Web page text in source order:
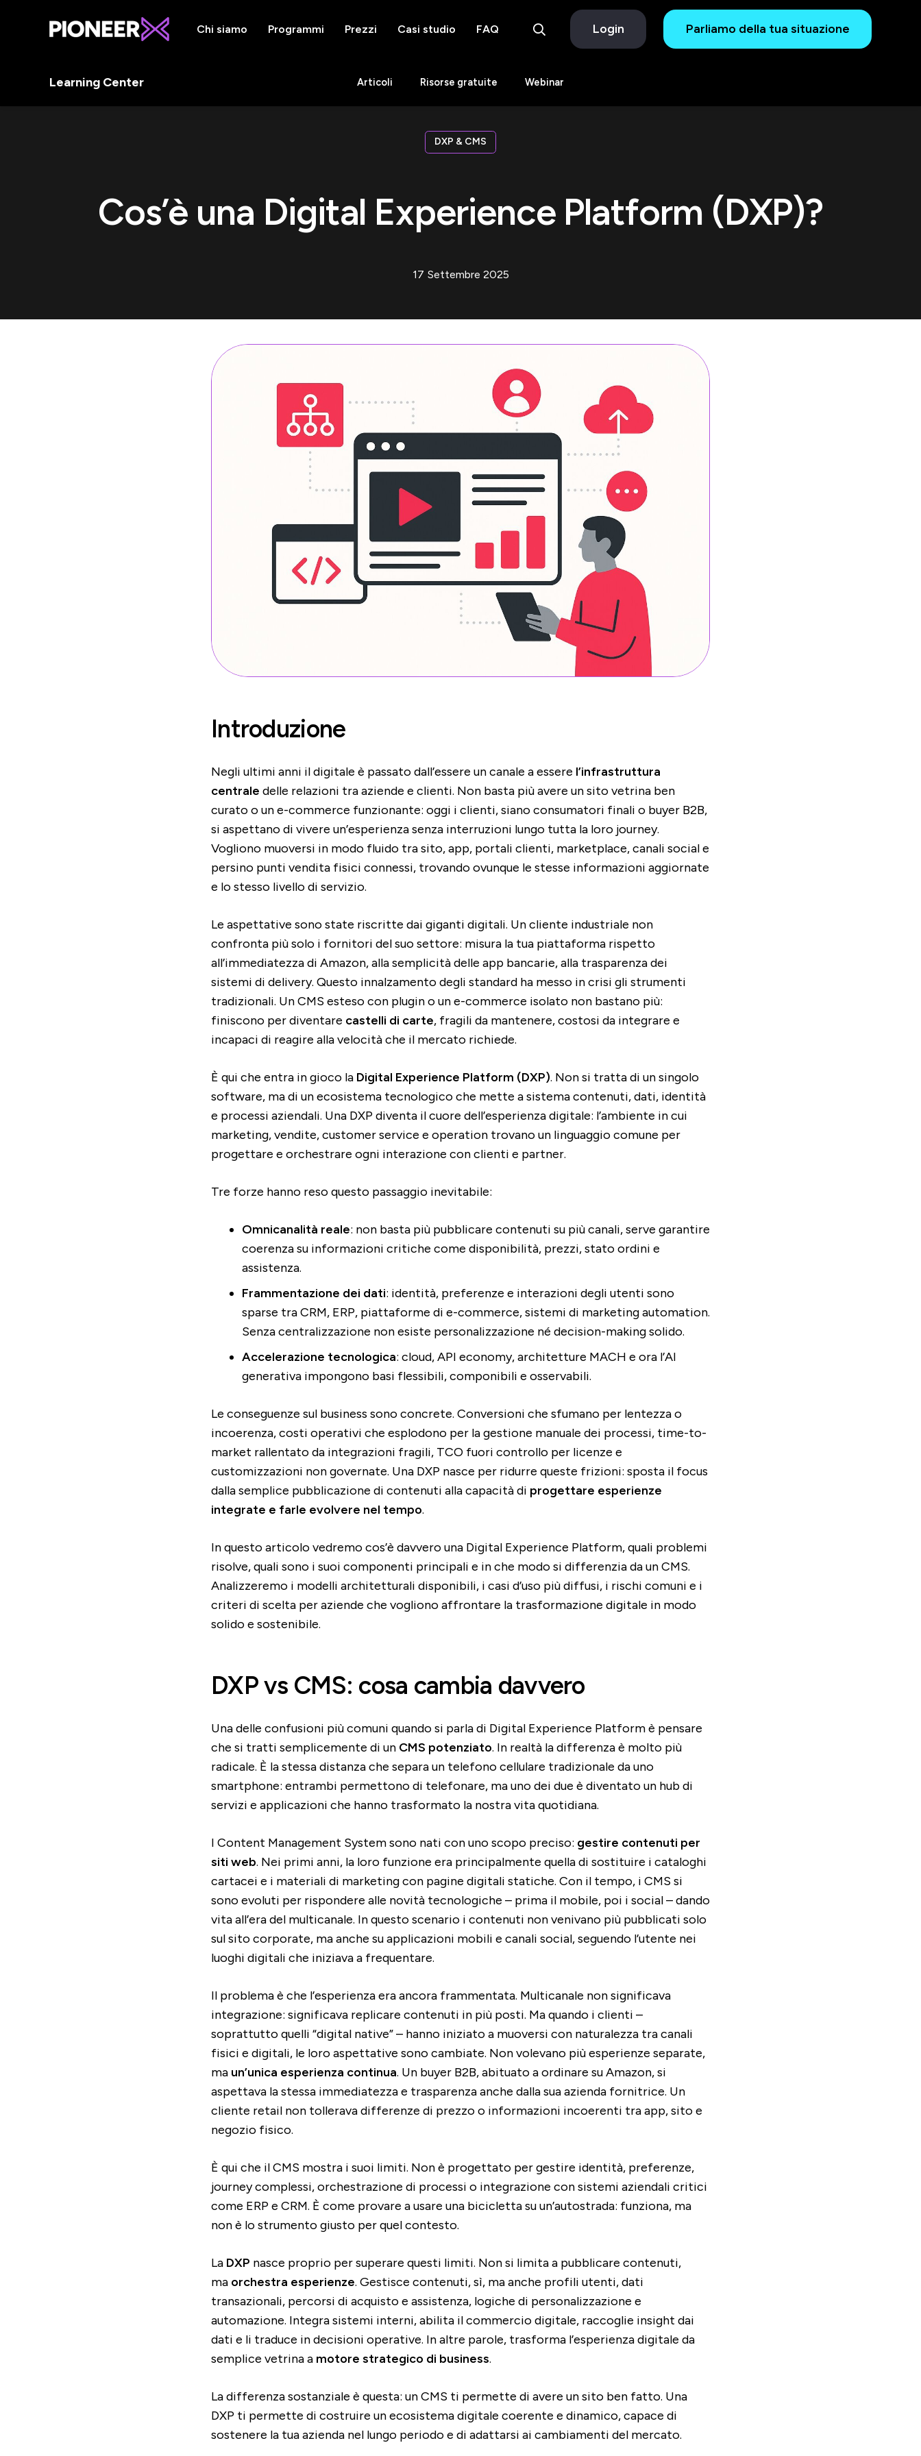
Chi siamo Programmi Prezzi Casi studio FAQ Login Parliamo della tua situazione
Learning Center Articoli Risorse gratuite Webinar
DXP & CMS
Cos’è una Digital Experience Platform (DXP)?
17 Settembre 2025
Introduzione
Negli ultimi anni il digitale è passato dall’essere un canale a essere l’infrastruttura
centrale delle relazioni tra aziende e clienti. Non basta più avere un sito vetrina ben
curato o un e-commerce funzionante: oggi i clienti, siano consumatori finali o buyer B2B,
si aspettano di vivere un’esperienza senza interruzioni lungo tutta la loro journey.
Vogliono muoversi in modo fluido tra sito, app, portali clienti, marketplace, canali social e
persino punti vendita fisici connessi, trovando ovunque le stesse informazioni aggiornate
e lo stesso livello di servizio.
Le aspettative sono state riscritte dai giganti digitali. Un cliente industriale non
confronta più solo i fornitori del suo settore: misura la tua piattaforma rispetto
all’immediatezza di Amazon, alla semplicità delle app bancarie, alla trasparenza dei
sistemi di delivery. Questo innalzamento degli standard ha messo in crisi gli strumenti
tradizionali. Un CMS esteso con plugin o un e-commerce isolato non bastano più:
finiscono per diventare castelli di carte, fragili da mantenere, costosi da integrare e
incapaci di reagire alla velocità che il mercato richiede.
È qui che entra in gioco la Digital Experience Platform (DXP). Non si tratta di un singolo
software, ma di un ecosistema tecnologico che mette a sistema contenuti, dati, identità
e processi aziendali. Una DXP diventa il cuore dell’esperienza digitale: l’ambiente in cui
marketing, vendite, customer service e operation trovano un linguaggio comune per
progettare e orchestrare ogni interazione con clienti e partner.
Tre forze hanno reso questo passaggio inevitabile:
Omnicanalità reale: non basta più pubblicare contenuti su più canali, serve garantire
coerenza su informazioni critiche come disponibilità, prezzi, stato ordini e
assistenza.
Frammentazione dei dati: identità, preferenze e interazioni degli utenti sono
sparse tra CRM, ERP, piattaforme di e-commerce, sistemi di marketing automation.
Senza centralizzazione non esiste personalizzazione né decision-making solido.
Accelerazione tecnologica: cloud, API economy, architetture MACH e ora l’AI
generativa impongono basi flessibili, componibili e osservabili.
Le conseguenze sul business sono concrete. Conversioni che sfumano per lentezza o
incoerenza, costi operativi che esplodono per la gestione manuale dei processi, time-to-
market rallentato da integrazioni fragili, TCO fuori controllo per licenze e
customizzazioni non governate. Una DXP nasce per ridurre queste frizioni: sposta il focus
dalla semplice pubblicazione di contenuti alla capacità di progettare esperienze
integrate e farle evolvere nel tempo.
In questo articolo vedremo cos’è davvero una Digital Experience Platform, quali problemi
risolve, quali sono i suoi componenti principali e in che modo si differenzia da un CMS.
Analizzeremo i modelli architetturali disponibili, i casi d’uso più diffusi, i rischi comuni e i
criteri di scelta per aziende che vogliono affrontare la trasformazione digitale in modo
solido e sostenibile.
DXP vs CMS: cosa cambia davvero
Una delle confusioni più comuni quando si parla di Digital Experience Platform è pensare
che si tratti semplicemente di un CMS potenziato. In realtà la differenza è molto più
radicale. È la stessa distanza che separa un telefono cellulare tradizionale da uno
smartphone: entrambi permettono di telefonare, ma uno dei due è diventato un hub di
servizi e applicazioni che hanno trasformato la nostra vita quotidiana.
I Content Management System sono nati con uno scopo preciso: gestire contenuti per
siti web. Nei primi anni, la loro funzione era principalmente quella di sostituire i cataloghi
cartacei e i materiali di marketing con pagine digitali statiche. Con il tempo, i CMS si
sono evoluti per rispondere alle novità tecnologiche – prima il mobile, poi i social – dando
vita all’era del multicanale. In questo scenario i contenuti non venivano più pubblicati solo
sul sito corporate, ma anche su applicazioni mobili e canali social, seguendo l’utente nei
luoghi digitali che iniziava a frequentare.
Il problema è che l’esperienza era ancora frammentata. Multicanale non significava
integrazione: significava replicare contenuti in più posti. Ma quando i clienti –
soprattutto quelli “digital native” – hanno iniziato a muoversi con naturalezza tra canali
fisici e digitali, le loro aspettative sono cambiate. Non volevano più esperienze separate,
ma un’unica esperienza continua. Un buyer B2B, abituato a ordinare su Amazon, si
aspettava la stessa immediatezza e trasparenza anche dalla sua azienda fornitrice. Un
cliente retail non tollerava differenze di prezzo o informazioni incoerenti tra app, sito e
negozio fisico.
È qui che il CMS mostra i suoi limiti. Non è progettato per gestire identità, preferenze,
journey complessi, orchestrazione di processi o integrazione con sistemi aziendali critici
come ERP e CRM. È come provare a usare una bicicletta su un’autostrada: funziona, ma
non è lo strumento giusto per quel contesto.
La DXP nasce proprio per superare questi limiti. Non si limita a pubblicare contenuti,
ma orchestra esperienze. Gestisce contenuti, sì, ma anche profili utenti, dati
transazionali, percorsi di acquisto e assistenza, logiche di personalizzazione e
automazione. Integra sistemi interni, abilita il commercio digitale, raccoglie insight dai
dati e li traduce in decisioni operative. In altre parole, trasforma l’esperienza digitale da
semplice vetrina a motore strategico di business.
La differenza sostanziale è questa: un CMS ti permette di avere un sito ben fatto. Una
DXP ti permette di costruire un ecosistema digitale coerente e dinamico, capace di
sostenere la tua azienda nel lungo periodo e di adattarsi ai cambiamenti del mercato.